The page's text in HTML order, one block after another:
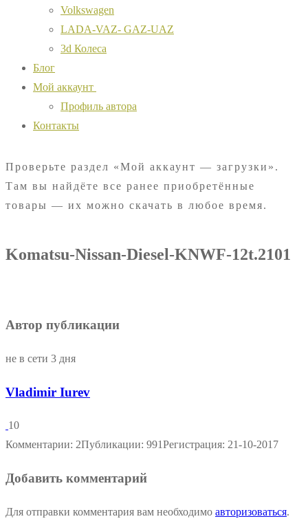
Volkswagen
LADA-VAZ- GAZ-UAZ
3d Колеса
Блог
Мой аккаунт
Профиль автора
Контакты
Проверьте раздел «Мой аккаунт — загрузки».
Там вы найдёте все ранее приобретённые
товары — их можно скачать в любое время.
Komatsu-Nissan-Diesel-KNWF-12t.2101
Автор публикации
не в сети 3 дня
Vladimir Iurev
10
Комментарии: 2Публикации: 991Регистрация: 21-10-2017
Добавить комментарий
Для отправки комментария вам необходимо авторизоваться.